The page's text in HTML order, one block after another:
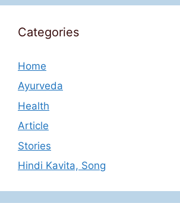
Categories
Home
Ayurveda
Health
Article
Stories
Hindi Kavita, Song